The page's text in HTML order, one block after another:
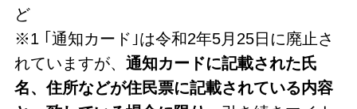
ど
※1 ｢通知カード｣は令和2年5月25日に廃止さ
れていますが、 通知カードに記載された氏
名、住所などが住民票に記載されている内容